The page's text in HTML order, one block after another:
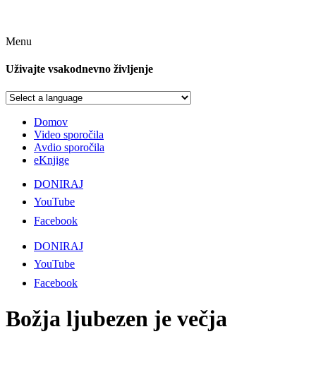
Menu
Uživajte vsakodnevno življenje
Domov
Video sporočila
Avdio sporočila
eKnjige
DONIRAJ
YouTube
Facebook
DONIRAJ
YouTube
Facebook
Božja ljubezen je večja